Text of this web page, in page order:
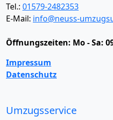
Tel.: 01579-2482353
E-Mail: info@neuss-
Öffnungszeiten: Mo - Sa:
Impressum
Datenschutz
Umzugsservice